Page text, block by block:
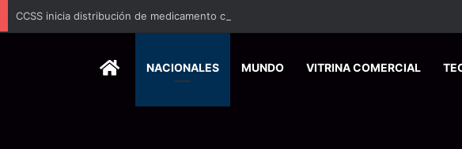
HOMENACIONALES MUNDO VITRINA COMERCIAL